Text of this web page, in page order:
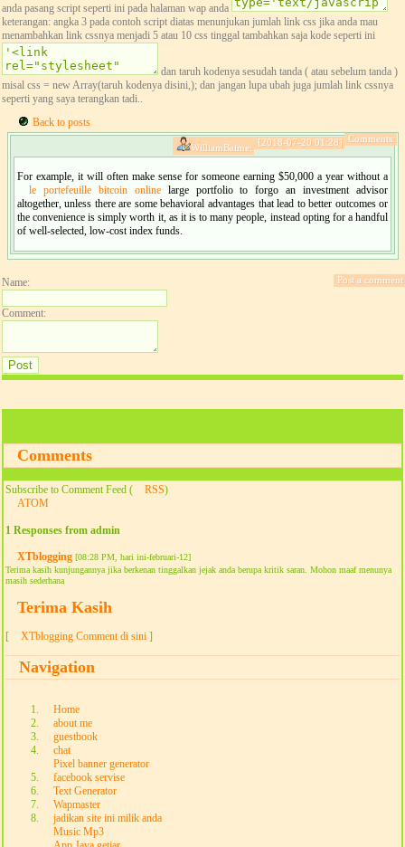
anda pasang script seperti ini pada halaman wap anda
keterangan: angka 3 pada contoh script diatas menunjukan jumlah link css jika anda mau
menambahkan link cssnya menjadi 5 atau 10 css tinggal tambahkan saja kode seperti ini
dan taruh kodenya sesudah tanda ( atau sebelum tanda )
misal css = new Array(taruh kodenya disini,); dan jangan lupa ubah juga jumlah link cssnya
seperti yang saya terangkan tadi..
Back to posts
Comments:
[2018-07-20 01:28]
WilliamBaime:
For example, it will often make sense for someone earning $50,000 a year without a
le portefeuille bitcoin onlinelarge portfolio to forgo an investment advisor
altogether, unless there are some behavioral advantages that lead to better outcomes or
the convenience is simply worth it, as it is to many people, instead opting for a handful
of well-selected, low-cost index funds.
Post a comment
Name:
Comment:
Comments
Subscribe to Comment Feed ( RSS)
ATOM
1 Responses from admin
XTblogging [08:28 PM, hari ini-februari-12]
Terima kasih kunjungannya jika berkenan tinggalkan jejak anda berupa kritik saran. Mohon maaf menunya
masih sederhana
Terima Kasih
[ XTblogging Comment di sini ]
Navigation
Home
about me
guestbook
chat
Pixel banner generator
facebook servise
Text Generator
Wapmaster
jadikan site ini milik anda
Music Mp3